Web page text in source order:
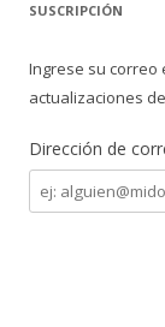
SUSCRIPCIÓN
Ingrese su correo
actualizaciones
Dirección de
Dirección
de
correo